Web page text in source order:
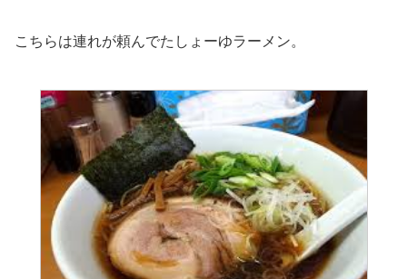
こちらは連れが頼んでたしょーゆラーメン。